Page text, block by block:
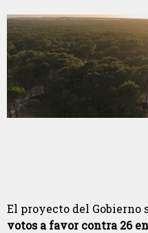
El proyecto del Gobierno
votos a favor contra 26